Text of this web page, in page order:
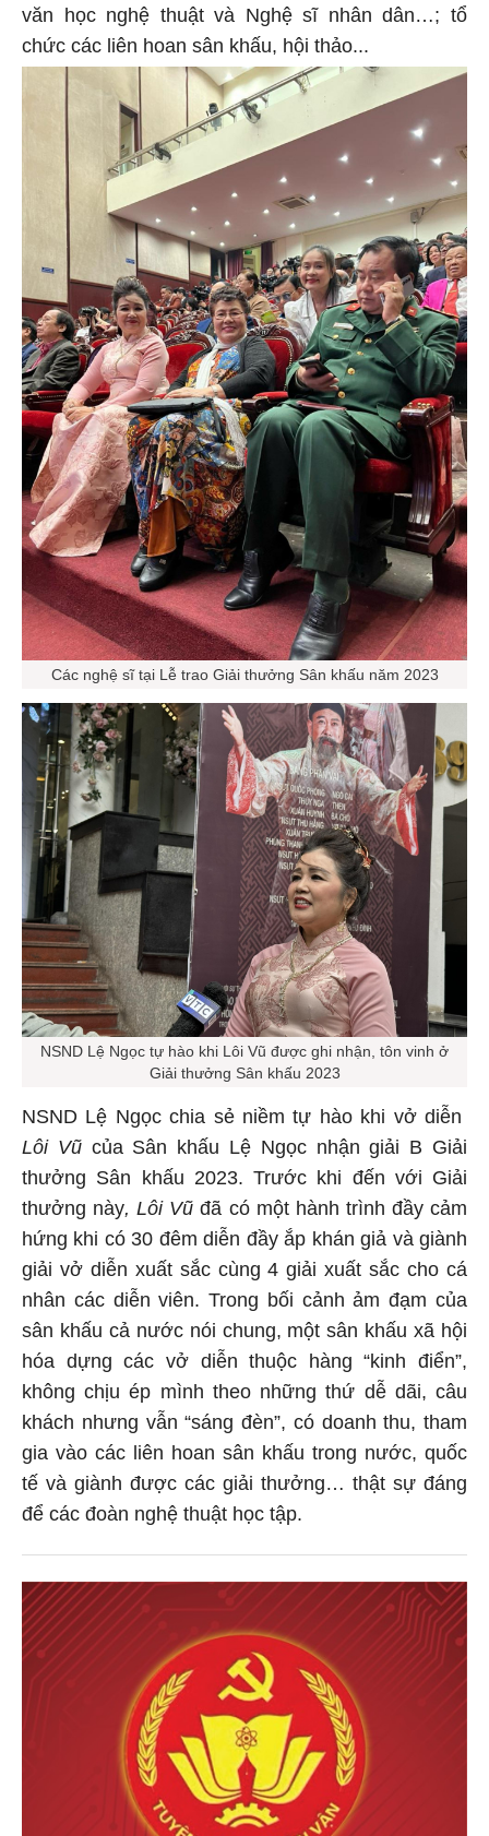
văn học nghệ thuật và Nghệ sĩ nhân dân…; tổ
chức các liên hoan sân khấu, hội thảo...
Các nghệ sĩ tại Lễ trao Giải thưởng Sân khấu năm 2023
NSND Lệ Ngọc tự hào khi Lôi Vũ được ghi nhận, tôn vinh ở
Giải thưởng Sân khấu 2023
NSND Lệ Ngọc chia sẻ niềm tự hào khi vở diễn
Lôi Vũcủa Sân khấu Lệ Ngọc nhận giải B Giải
thưởng Sân khấu 2023. Trước khi đến với Giải
thưởng này, Lôi Vũ đã có một hành trình đầy cảm
hứng khi có 30 đêm diễn đầy ắp khán giả và giành
giải vở diễn xuất sắc cùng 4 giải xuất sắc cho cá
nhân các diễn viên. Trong bối cảnh ảm đạm của
sân khấu cả nước nói chung, một sân khấu xã hội
hóa dựng các vở diễn thuộc hàng “kinh điển”,
không chịu ép mình theo những thứ dễ dãi, câu
khách nhưng vẫn “sáng đèn”, có doanh thu, tham
gia vào các liên hoan sân khấu trong nước, quốc
tế và giành được các giải thưởng… thật sự đáng
để các đoàn nghệ thuật học tập.